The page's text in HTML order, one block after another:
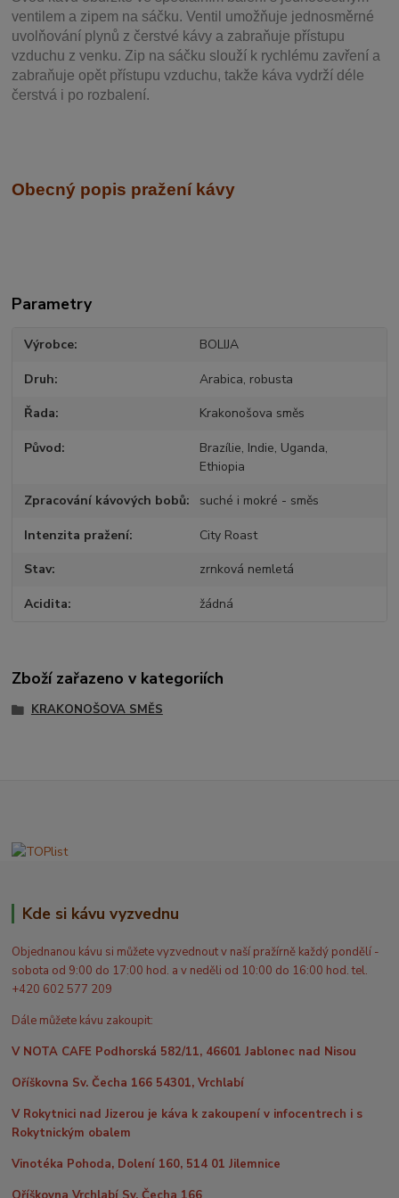
ventilem a zipem na sáčku. Ventil umožňuje jednosměrné
uvolňování plynů z čerstvé kávy a zabraňuje přístupu
vzduchu z venku. Zip na sáčku slouží k rychlému zavření a
zabraňuje opět přístupu vzduchu, takže káva vydrží déle
čerstvá i po rozbalení.
Obecný popis pražení kávy
Parametry
Výrobce BOLIJA
Druh Arabica, robusta
Řada Krakonošova směs
Původ
Brazílie, Indie, Uganda,
Ethiopia
Zpracování kávových bobů suché i mokré - směs
Intenzita pražení City Roast
Stav zrnková nemletá
Acidita žádná
Zboží zařazeno v kategoriích
KRAKONOŠOVA SMĚS
Kde si kávu vyzvednu
Objednanou kávu si můžete vyzvednout v naší pražírně každý pondělí -
sobota od 9:00 do 17:00 hod. a v neděli od 10:00 do 16:00 hod. tel.
+420 602 577 209
Dále můžete kávu zakoupit:
V NOTA CAFE Podhorská 582/11, 46601 Jablonec nad Nisou
Oříškovna Sv. Čecha 166 54301, Vrchlabí
V Rokytnici nad Jizerou je káva k zakoupení v infocentrech i s
Rokytnickým obalem
Vinotéka Pohoda, Dolení 160, 514 01 Jilemnice